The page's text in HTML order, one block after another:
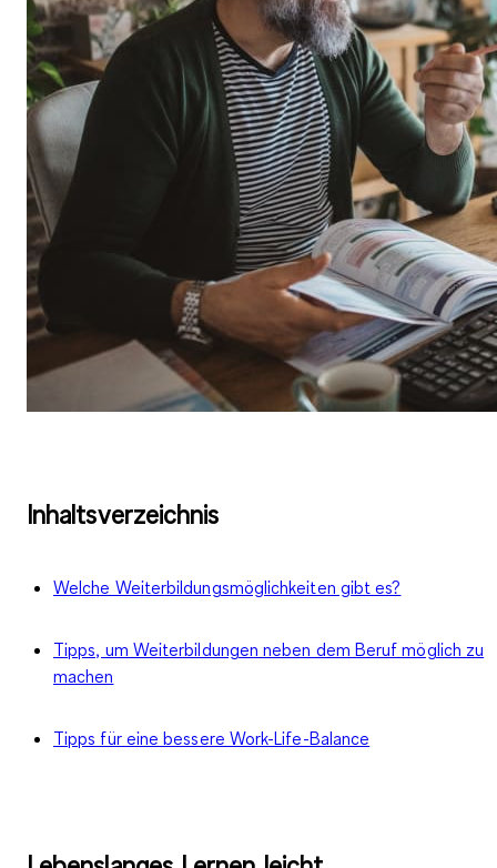
Inhaltsverzeichnis
Welche Weiterbildungsmöglichkeiten gibt es?
Tipps, um Weiterbildungen neben dem Beruf möglich zu
machen
Tipps für eine bessere Work-Life-Balance